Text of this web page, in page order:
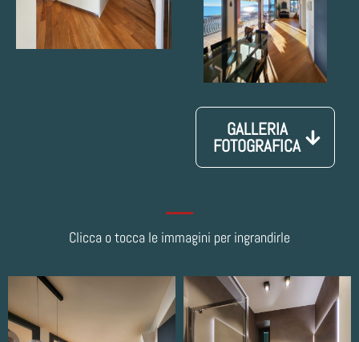
GALLERIA
FOTOGRAFICA
Clicca o tocca le immagini per ingrandirle